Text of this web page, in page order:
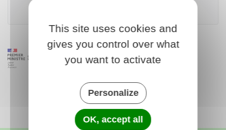
This site uses cookies and
gives you control over what
you want to activate
Personalize
OK, accept all